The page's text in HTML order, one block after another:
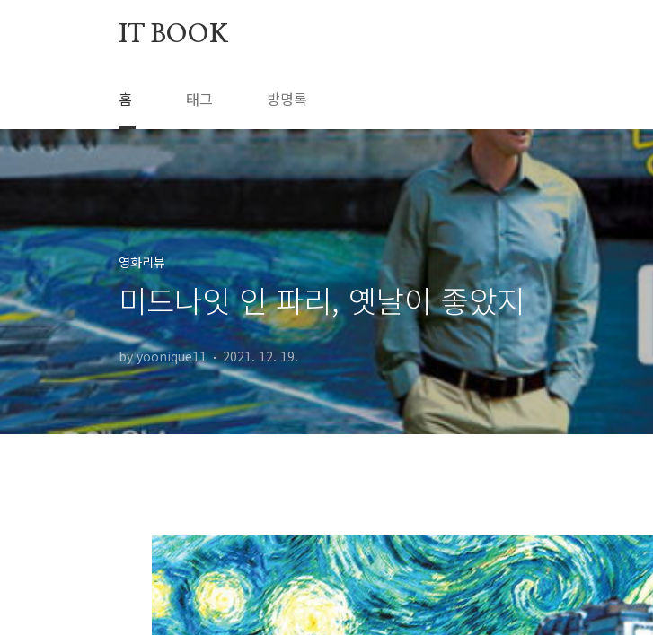
IT BOOK
홈 태그 방명록
영화리뷰
미드나잇 인 파리, 옛날이 좋았지
by yoonique11 2021. 12. 19.